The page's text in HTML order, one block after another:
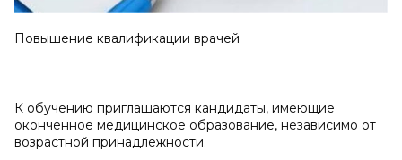
Повышение квалификации врачей
К обучению приглашаются кандидаты, имеющие
оконченное медицинское образование, независимо от
возрастной принадлежности.